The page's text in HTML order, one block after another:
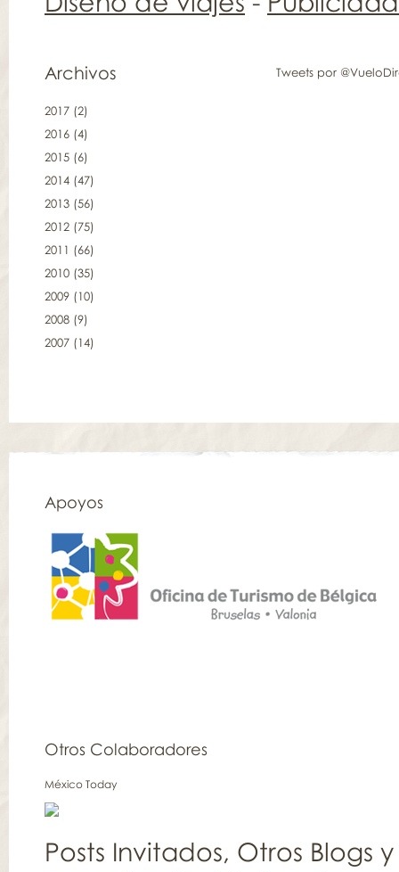
Archivos
2017 (2)
2016 (4)
2015 (6)
2014 (47)
2013 (56)
2012 (75)
2011 (66)
2010 (35)
2009 (10)
2008 (9)
2007 (14)
Tweets por
Apoyos
Otros Colaboradores
México Today
Posts Invitados, Otros Blogs